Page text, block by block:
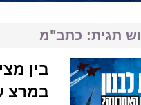
תגית: כתב"מ
בין
במרצ